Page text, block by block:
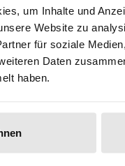
um Inhalte und
Website zu
für soziale
Daten
haben.
Hinweise zu
Bibliografische
den
Verhaltens wurden